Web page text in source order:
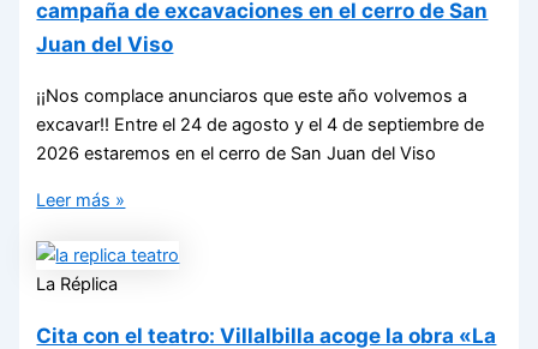
campaña de excavaciones en el cerro de San
Juan del Viso
¡¡Nos complace anunciaros que este año volvemos a
excavar!! Entre el 24 de agosto y el 4 de septiembre de
2026 estaremos en el cerro de San Juan del Viso
Leer más »
La Réplica
Cita con el teatro: Villalbilla acoge la obra «La